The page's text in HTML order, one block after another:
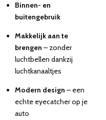
Binnen- en
buitengebruik
Makkelijk aan te
brengen – zonder
luchtbellen dankzij
luchtkanaaltjes
Modern design – een
echte eyecatcher op je
auto